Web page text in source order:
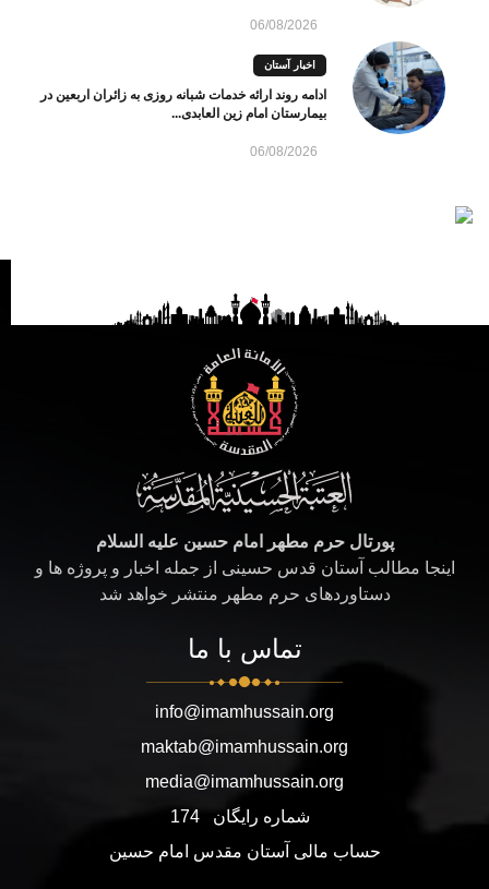
06/08/2026
اخبار آستان
ادامه روند ارائه خدمات شبانه روزی به زائران اربعین در
بیمارستان امام زین العابدی...
06/08/2026
پورتال حرم مطهر امام حسین علیه السلام
اینجا مطالب آستان قدس حسینی از جمله اخبار و پروژه ها و
دستاوردهای حرم مطهر منتشر خواهد شد
تماس با ما
info@imamhussain.org
maktab@imamhussain.org
media@imamhussain.org
شماره رایگان
174
حساب مالی آستان مقدس امام حسین